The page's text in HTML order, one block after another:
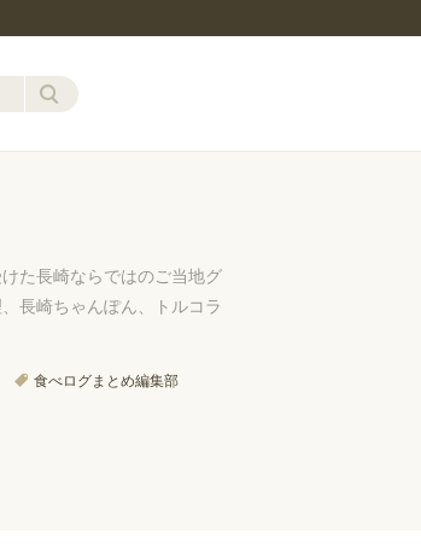
た長崎ならではのご当地グ
長崎ちゃんぽん、トルコラ
食べログまとめ編集部